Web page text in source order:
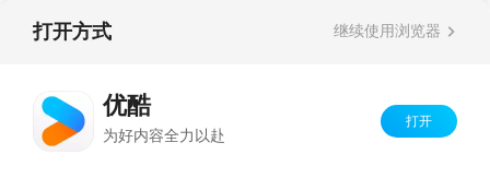
打开方式 继续使用浏览器
优酷
为好内容全力以赴
打开